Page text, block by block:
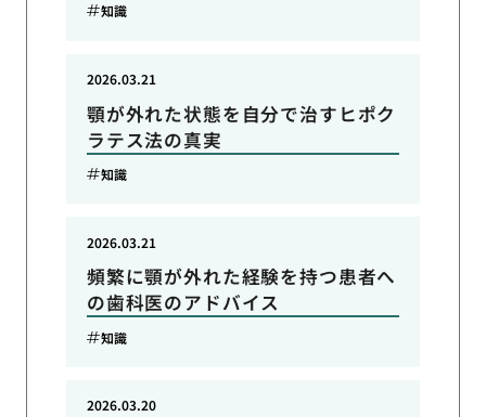
知識
顎が外れた状態を自分で治すヒポク
ラテス法の真実
2026.03.21
知識
頻繁に顎が外れた経験を持つ患者へ
の歯科医のアドバイス
2026.03.21
知識
2026.03.20